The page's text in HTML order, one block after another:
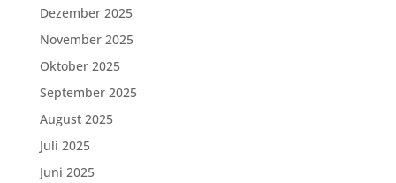
Dezember 2025
November 2025
Oktober 2025
September 2025
August 2025
Juli 2025
Juni 2025